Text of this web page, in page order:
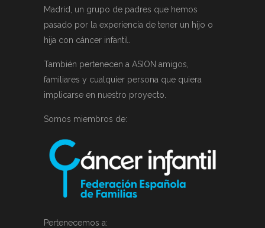
Madrid, un grupo de padres que hemos
pasado por la experiencia de tener un hijo o
hija con cáncer infantil.
También pertenecen a ASION amigos,
familiares y cualquier persona que quiera
implicarse en nuestro proyecto.
Somos miembros de:
Pertenecemos a: